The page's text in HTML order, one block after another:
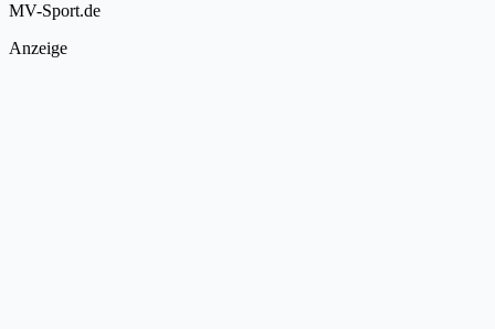
MV-Sport.de
Anzeige